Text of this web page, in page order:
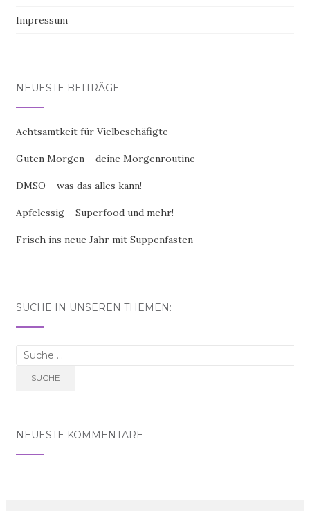
Impressum
NEUESTE BEITRÄGE
Achtsamtkeit für Vielbeschäfigte
Guten Morgen – deine Morgenroutine
DMSO – was das alles kann!
Apfelessig – Superfood und mehr!
Frisch ins neue Jahr mit Suppenfasten
SUCHE IN UNSEREN THEMEN:
Suche nach:
SUCHE
NEUESTE KOMMENTARE